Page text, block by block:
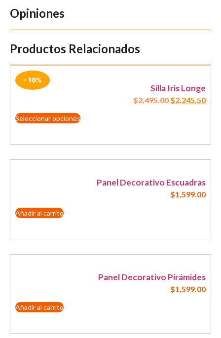
Productos Relacionados
- 10%
Silla Iris Longe
$2,495.00 $2,245.50
Seleccionar opciones
Panel Decorativo Escuadras
$1,599.00
Añadir al carrito
Panel Decorativo Pirámides
$1,599.00
Añadir al carrito
Opiniones